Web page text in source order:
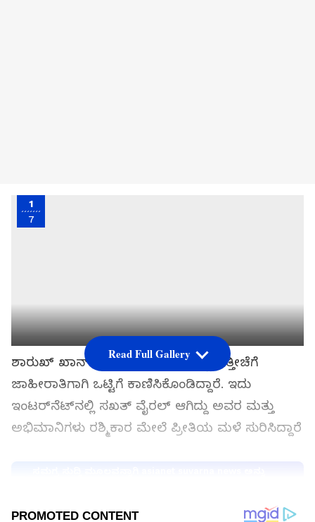
1
7
ಶಾರುಖ್ ಖಾನ್ ಮತ್ತುರಶ್ಮಿಕಾ ಮಂದಣ್ಣ
ಇತ್ತೀಚೆಗೆ
ಜಾಹೀರಾತಿಗಾಗಿ ಒಟ್ಟಿಗೆ ಕಾಣಿಸಿಕೊಂಡಿದ್ದಾರೆ. ಇದು
ಇಂಟರ್‌ನೆಟ್‌ನಲ್ಲಿ ಸಖತ್‌ ವೈರಲ್‌ ಆಗಿದ್ದು ಅವರ ಮತ್ತು
ಅಭಿಮಾನಿಗಳು ರಶ್ಮಿಕಾರ ಮೇಲೆ ಪ್ರೀತಿಯ ಮಳೆ ಸುರಿಸಿದ್ದಾರೆ
Read Full Gallery